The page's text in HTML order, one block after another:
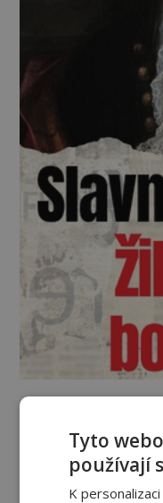
Tyto
používají
K